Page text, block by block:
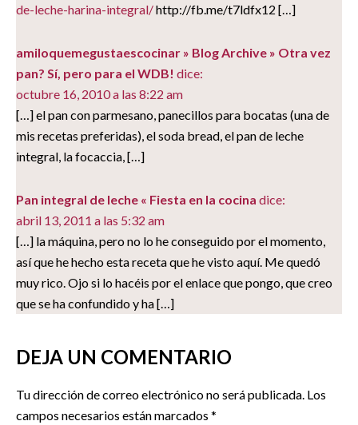
de-leche-harina-integral/http://fb.me/t7ldfx12 […]
amiloquemegustaescocinar » Blog Archive » Otra vez
pan? Sí, pero para el WDB! dice:
octubre 16, 2010 a las 8:22 am
[…] el pan con parmesano, panecillos para bocatas (una de
mis recetas preferidas), el soda bread, el pan de leche
integral, la focaccia, […]
Pan integral de leche « Fiesta en la cocina dice:
abril 13, 2011 a las 5:32 am
[…] la máquina, pero no lo he conseguido por el momento,
así que he hecho esta receta que he visto aquí. Me quedó
muy rico. Ojo si lo hacéis por el enlace que pongo, que creo
que se ha confundido y ha […]
DEJA UN COMENTARIO
Tu dirección de correo electrónico no será publicada. Los
campos necesarios están marcados *